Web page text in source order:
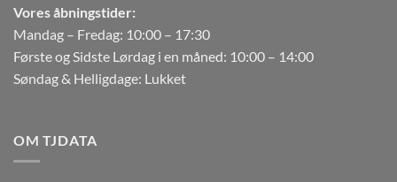
Vores åbningstider:
Mandag – Fredag: 10:00 – 17:30
Første og Sidste Lørdag i en måned: 10:00 – 14:00
Søndag & Helligdage: Lukket
OM TJDATA